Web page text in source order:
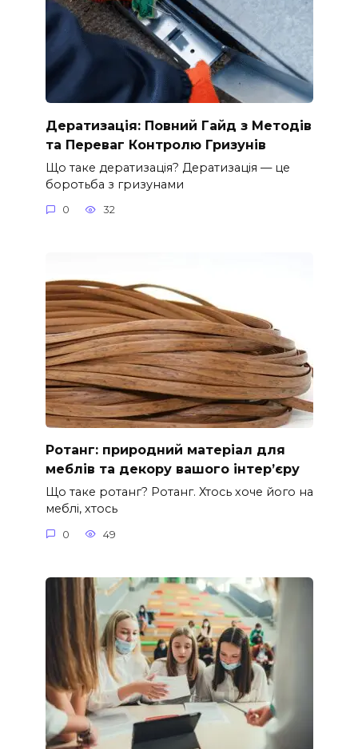
Дератизація: Повний Гайд з Методів
та Переваг Контролю Гризунів
Що таке дератизація? Дератизація — це
боротьба з гризунами
0 32
Ротанг: природний матеріал для
меблів та декору вашого інтер’єру
Що таке ротанг? Ротанг. Хтось хоче його на
меблі, хтось
0 49